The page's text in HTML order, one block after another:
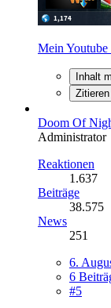
Mein Youtube
Inhalt
Zitieren
Doom Of
Administrator
Reaktionen
1.637
Beiträge
38.575
News
251
6.
6
#5